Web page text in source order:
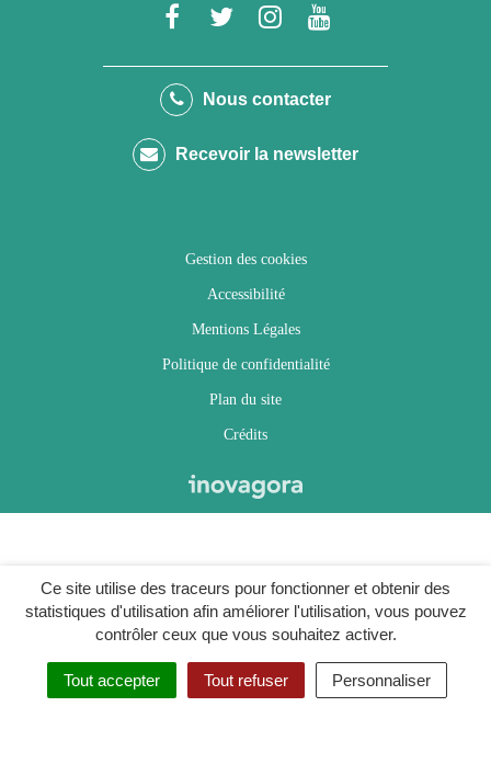
Ce site utilise des traceurs pour fonctionner et obtenir des
statistiques d'utilisation afin améliorer l'utilisation, vous pouvez
contrôler ceux que vous souhaitez activer.
Tout accepter Tout refuser Personnaliser
Lien
le
Facebook
Lien
le
Twitter
Lien
le
Instagram
Youtube
Nous contacter
Recevoir la newsletter
Gestion des cookies
Accessibilité
Mentions Légales
Politique de confidentialité
Plan du site
Crédits